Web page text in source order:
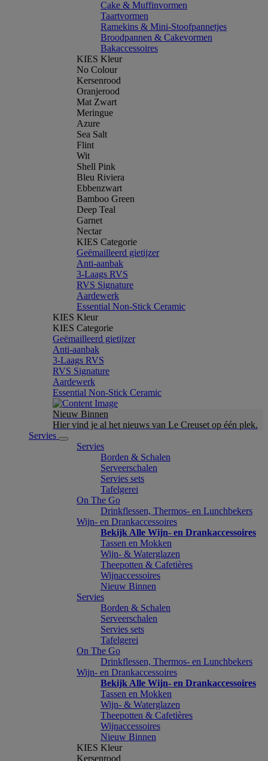
Cake & Muffinvormen
Taartvormen
Ramekins & Mini-Stoofpannetjes
Broodpannen & Cakevormen
Bakaccessoires
KIES Kleur
No Colour
Kersenrood
Oranjerood
Mat Zwart
Meringue
Azure
Sea Salt
Flint
Wit
Shell Pink
Bleu Riviera
Ebbenzwart
Bamboo Green
Deep Teal
Garnet
Nectar
KIES Categorie
Geëmailleerd gietijzer
Anti-aanbak
3-Laags RVS
RVS Signature
Aardewerk
Essential Non-Stick Ceramic
KIES Kleur
KIES Categorie
Geëmailleerd gietijzer
Anti-aanbak
3-Laags RVS
RVS Signature
Aardewerk
Essential Non-Stick Ceramic
Nieuw Binnen
Hier vind je al het nieuws van Le Creuset op één plek.
Servies
Servies
Borden & Schalen
Serveerschalen
Servies sets
Tafelgerei
On The Go
Drinkflessen, Thermos- en Lunchbekers
Wijn- en Drankaccessoires
Bekijk Alle Wijn- en Drankaccessoires
Tassen en Mokken
Wijn- & Waterglazen
Theepotten & Cafetières
Wijnaccessoires
Nieuw Binnen
Servies
Borden & Schalen
Serveerschalen
Servies sets
Tafelgerei
On The Go
Drinkflessen, Thermos- en Lunchbekers
Wijn- en Drankaccessoires
Bekijk Alle Wijn- en Drankaccessoires
Tassen en Mokken
Wijn- & Waterglazen
Theepotten & Cafetières
Wijnaccessoires
Nieuw Binnen
KIES Kleur
Kersenrood